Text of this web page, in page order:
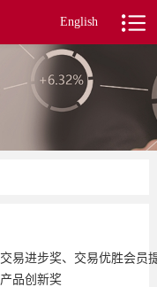
English
交易进步奖、交易优胜会员
产品创新奖